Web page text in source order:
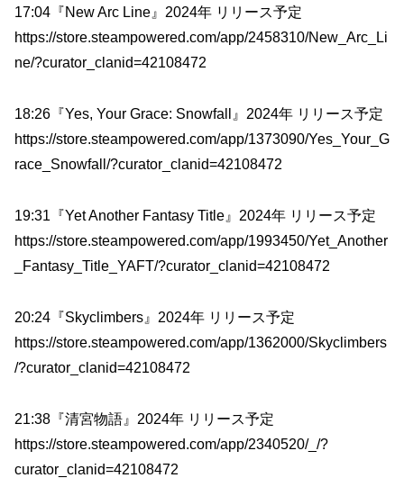
17:04『New Arc Line』2024年 リリース予定
https://store.steampowered.com/app/2458310/New_Arc_Li
ne/?curator_clanid=42108472
18:26『Yes, Your Grace: Snowfall』2024年 リリース予定
https://store.steampowered.com/app/1373090/Yes_Your_G
race_Snowfall/?curator_clanid=42108472
19:31『Yet Another Fantasy Title』2024年 リリース予定
https://store.steampowered.com/app/1993450/Yet_Another
_Fantasy_Title_YAFT/?curator_clanid=42108472
20:24『Skyclimbers』2024年 リリース予定
https://store.steampowered.com/app/1362000/Skyclimbers
/?curator_clanid=42108472
21:38『清宮物語』2024年 リリース予定
https://store.steampowered.com/app/2340520/_/?
curator_clanid=42108472